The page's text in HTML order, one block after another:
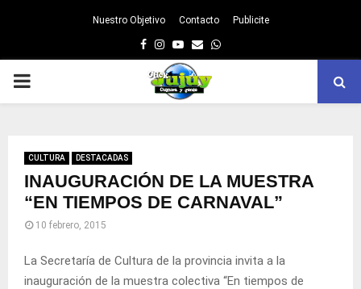
Nuestro Objetivo Contacto Publicite
Facebook
Instagram
Youtube
EmailWhatsapp
PRIMARY
CULTURA DESTACADAS
INAUGURACIÓN DE LA MUESTRA
“EN TIEMPOS DE CARNAVAL”
10 febrero, 2015
La Secretaría de Cultura de la provincia invita a la
inauguración de la muestra colectiva “En tiempos de